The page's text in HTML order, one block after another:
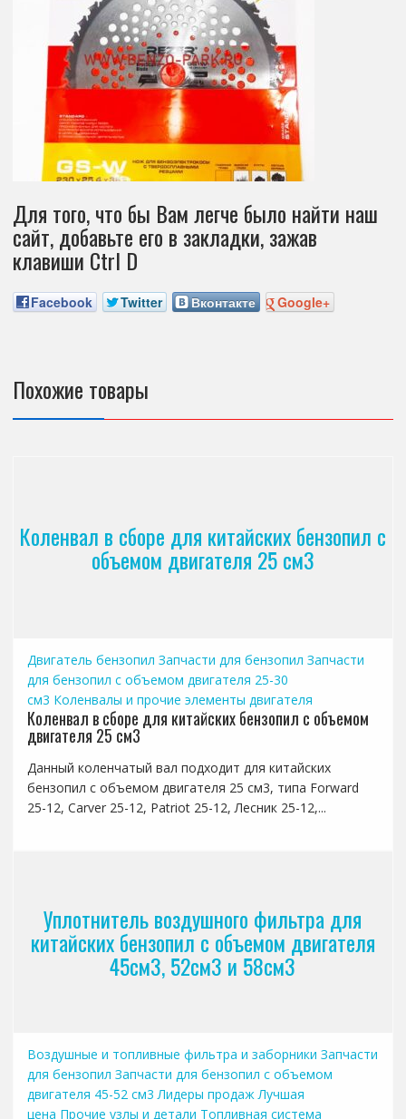
Для того, что бы Вам легче было найти наш
сайт, добавьте его в закладки, зажав
клавиши Ctrl D
Facebook Twitter Вконтакте Google+
Похожие товары
Коленвал в сборе для китайских бензопил с
объемом двигателя 25 см3
Двигатель бензопил Запчасти для бензопил Запчасти
для бензопил с объемом двигателя 25-30
см3 Коленвалы и прочие элементы двигателя
Коленвал в сборе для китайских бензопил с объемом
двигателя 25 см3
Данный коленчатый вал подходит для китайских
бензопил с объемом двигателя 25 см3, типа Forward
25-12, Carver 25-12, Patriot 25-12, Лесник 25-12,...
Уплотнитель воздушного фильтра для
китайских бензопил с объемом двигателя
45см3, 52см3 и 58см3
Воздушные и топливные фильтра и заборники Запчасти
для бензопил Запчасти для бензопил с объемом
двигателя 45-52 см3 Лидеры продаж Лучшая
цена Прочие узлы и детали Топливная система